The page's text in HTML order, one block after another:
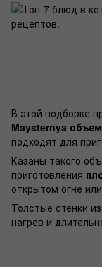
В этой подборке
Maysternya
подходят для
Казаны такого
приготовления
открытом огне
Толстые стенки
нагрев и